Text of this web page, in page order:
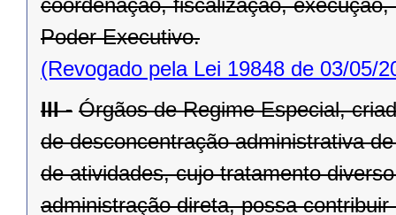
Poder Executivo.
(Revogado pela Lei 19848 de 03/05/
III - Órgãos de Regime Especial,
de desconcentração administrativa
de atividades, cujo tratamento
administração direta, possa